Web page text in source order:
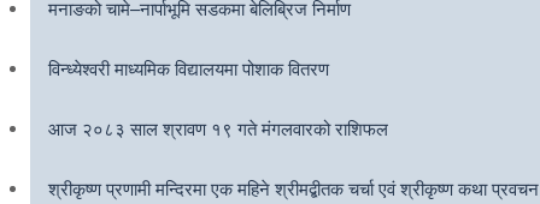
मनाङको चामे–नार्पाभूमि सडकमा बेलिब्रिज निर्माण
विन्ध्येश्वरी माध्यमिक विद्यालयमा पोशाक वितरण
आज २०८३ साल श्रावण १९ गते मंगलवारको राशिफल
श्रीकृष्ण प्रणामी मन्दिरमा एक महिने श्रीमद्बीतक चर्चा एवं श्रीकृष्ण कथा